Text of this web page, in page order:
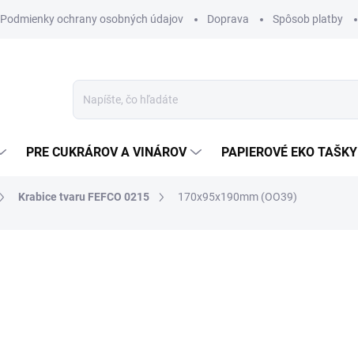
Podmienky ochrany osobných údajov Doprava Spôsob platby
PRE CUKRÁROV A VINÁROV PAPIEROVÉ EKO TAŠKY
Krabice tvaru FEFCO 0215 170x95x190mm (OO39)